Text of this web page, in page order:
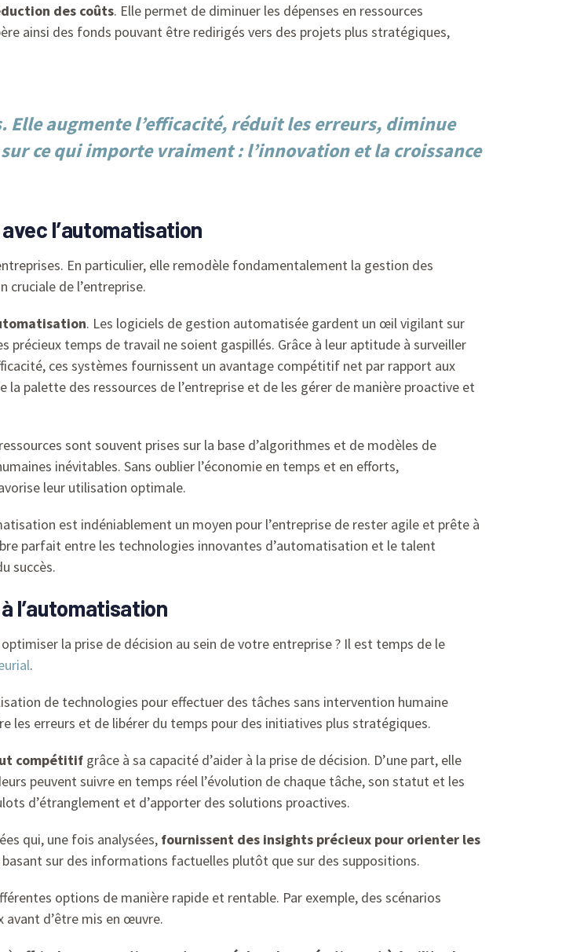
des coûts. Elle permet de diminuer les dépenses en ressources
ainsi des fonds pouvant être redirigés vers des projets plus stratégiques,
augmente l’efficacité, réduit les erreurs, diminue
ce qui importe vraiment : l’innovation et la croissance
l’automatisation
En particulier, elle remodèle fondamentalement la gestion des
cruciale de l’entreprise.
. Les logiciels de gestion automatisée gardent un œil vigilant sur
précieux temps de travail ne soient gaspillés. Grâce à leur aptitude à surveiller
ces systèmes fournissent un avantage compétitif net par rapport aux
palette des ressources de l’entreprise et de les gérer de manière proactive et
sont souvent prises sur la base d’algorithmes et de modèles de
inévitables. Sans oublier l’économie en temps et en efforts,
leur utilisation optimale.
est indéniablement un moyen pour l’entreprise de rester agile et prête à
parfait entre les technologies innovantes d’automatisation et le talent
succès.
l’automatisation
la prise de décision au sein de votre entreprise ? Il est temps de le
.
de technologies pour effectuer des tâches sans intervention humaine
les erreurs et de libérer du temps pour des initiatives plus stratégiques.
compétitif grâce à sa capacité d’aider à la prise de décision. D’une part, elle
peuvent suivre en temps réel l’évolution de chaque tâche, son statut et les
d’étranglement et d’apporter des solutions proactives.
qui, une fois analysées, fournissent des insights précieux pour orienter les
basant sur des informations factuelles plutôt que sur des suppositions.
options de manière rapide et rentable. Par exemple, des scénarios
d’être mis en œuvre.